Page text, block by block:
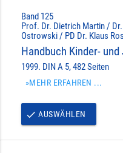
Band 125
Prof. Dr. Dietrich Martin /
Ostrowski / PD Dr. Klaus
Handbuch Kinder-
1999. DIN A 5, 482 Seiten
»MEHR ERFAHREN ...
done AUSWÄHLEN